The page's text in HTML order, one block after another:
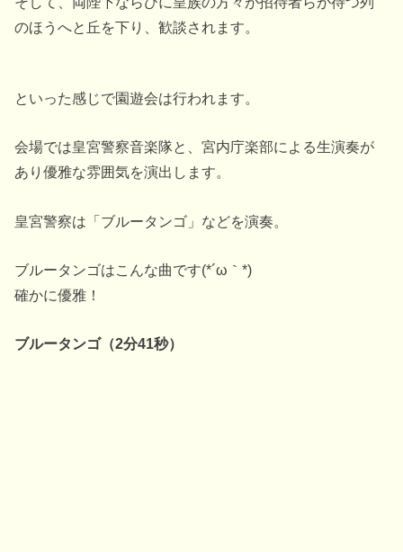
のほうへと丘を下り、歓談されます。
といった感じで園遊会は行われます。
会場では皇宮警察音楽隊と、宮内庁楽部による生演奏が
あり優雅な雰囲気を演出します。
皇宮警察は「ブルータンゴ」などを演奏。
ブルータンゴはこんな曲です(*´ω｀*)
確かに優雅！
ブルータンゴ（2分41秒）